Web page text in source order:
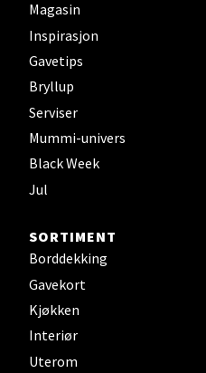
Magasin
Inspirasjon
Gavetips
Bryllup
Serviser
Mummi-univers
Black Week
Jul
SORTIMENT
Borddekking
Gavekort
Kjøkken
Interiør
Uterom
Falkenborgveien 5,
Åpent i dag 09-21
0 i butikk
Ski Storsenter,
Åpent i dag 10-21
0 i butikk